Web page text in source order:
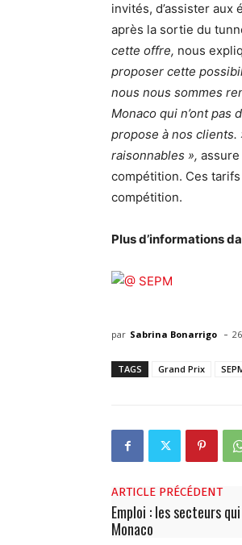
invités, d’assister
après la sortie du
cette offre, nous
proposer cette
nous nous sommes
Monaco qui n’ont pas
propose à nos clients.
raisonnables »,
compétition. Ces
compétition.
Plus d’informations
par Sabrina Bonarrigo -
TAGS Grand Prix
ARTICLE PRÉCÉDENT
Emploi : les secteurs
Monaco